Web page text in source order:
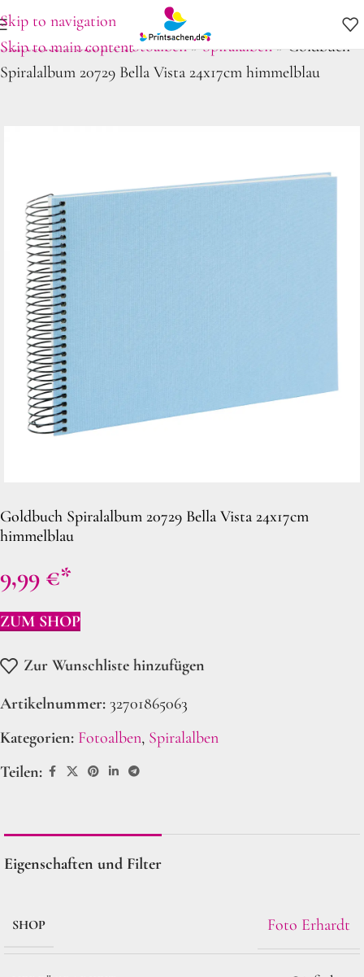
Skip to navigation
Skip to main content
Startseite»Shop»Fotoalben»Spiralalben » Goldbuch
Spiralalbum 20729 Bella Vista 24x17cm himmelblau
Goldbuch Spiralalbum 20729 Bella Vista 24x17cm
himmelblau
9,99 €
ZUM SHOP
Zur Wunschliste hinzufügen
Artikelnummer: 32701865063
Kategorien: Fotoalben, Spiralalben
Teilen:
Eigenschaften und Filter
SHOP Foto Erhardt